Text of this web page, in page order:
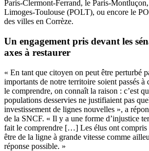
Paris-Clermont-Ferrand, le Paris-
Limoges-Toulouse (POLT), ou encore le
des villes en Corrèze.
Un engagement pris devant les
axes à restaurer
« En tant que citoyen on peut être perturbé
importants de notre territoire soient passés
le comprendre, on connaît la raison : c’est
populations desservies ne justifiaient pas
investissement de lignes nouvelles », a
de la SNCF. « Il y a une forme d’injustice
fait le comprendre […] Les élus ont compris
être de la ligne à grande vitesse comme
réponse possible. »